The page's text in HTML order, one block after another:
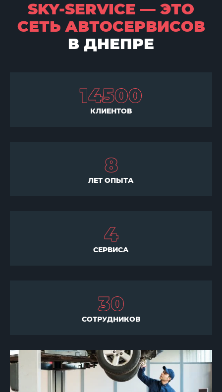
SKY-SERVICE — ЭТО
СЕТЬ АВТОСЕРВИСОВ
В ДНЕПРЕ
14500
КЛИЕНТОВ
8
ЛЕТ ОПЫТА
4
СЕРВИСА
30
СОТРУДНИКОВ